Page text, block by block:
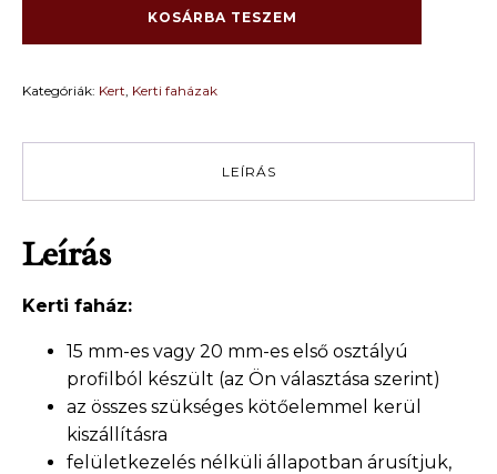
x
mm/20
fal
vastagság)
KOSÁRBA TESZEM
Kategóriák: Kert Kerti faházak
LEÍRÁS
Leírás
Kerti faház:
15 mm-es vagy 20 mm-es első osztályú
profilból készült (az Ön választása szerint)
az összes szükséges kötőelemmel kerül
kiszállításra
felületkezelés nélküli állapotban árusítjuk,